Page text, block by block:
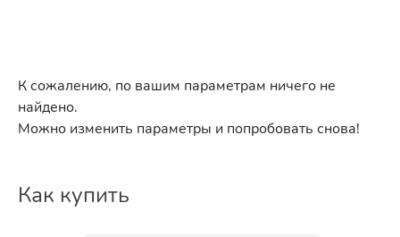
К сожалению, по вашим параметрам ничего не
найдено.
Можно изменить параметры и попробовать снова!
Как купить